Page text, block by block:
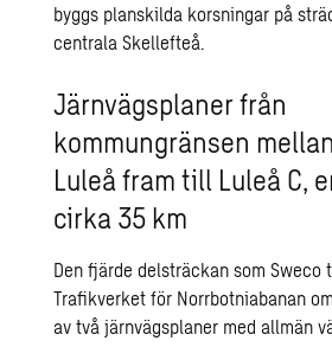
byggs planskilda korsningar på
centrala Skellefteå.
Järnvägsplaner från
kommungränsen
Luleå fram till Luleå C,
cirka 35 km
Den fjärde delsträckan som Sweco
Trafikverket för Norrbotniabanan
av två järnvägsplaner med allmän